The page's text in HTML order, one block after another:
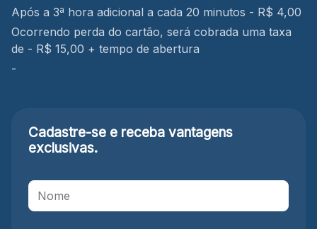
Após a 3ª hora adicional a cada 20 minutos - R$ 4,00
Ocorrendo perda do cartão, será cobrada uma taxa
de - R$ 15,00 + tempo de abertura
-
Cadastre-se e receba vantagens
exclusivas.